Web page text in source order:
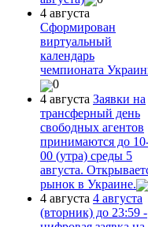
4 августа
Сформирован
виртуальный
календарь
чемпионата
0
4 августа Заявки на
трансферный день
свободных агентов
принимаются до
00 (утра) среды 5
августа.
рынок в Украине.
4 августа 4 августа
(вторник) до 23:59 -